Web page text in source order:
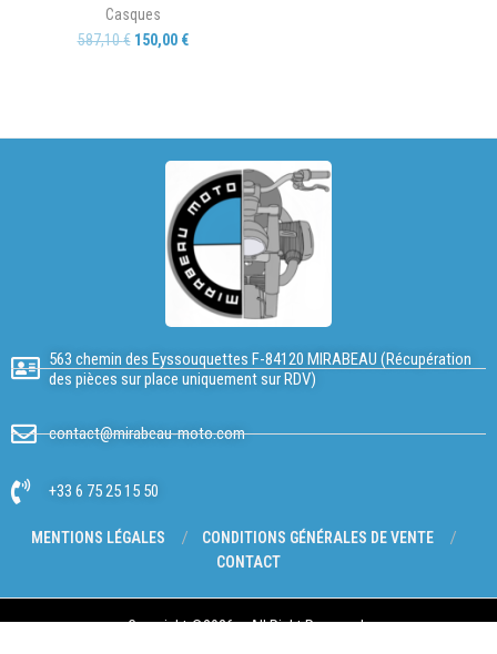
Casques
587,10€ 150,00 €
563 chemin des Eyssouquettes F-84120 MIRABEAU (Récupération
des pièces sur place uniquement sur RDV)
contact@mirabeau-moto.com
+33 6 75 25 15 50
MENTIONS LÉGALES
CONDITIONS GÉNÉRALES DE VENTE
CONTACT
Copyright @2026 – All Right Reserved.